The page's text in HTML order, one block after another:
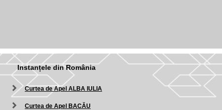
Instanțele din România
Curtea de Apel ALBA IULIA
Curtea de Apel BACĂU